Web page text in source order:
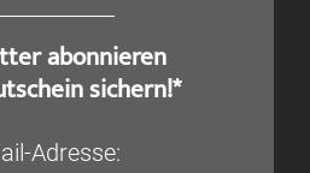
abonnieren
sichern!*
Adresse: